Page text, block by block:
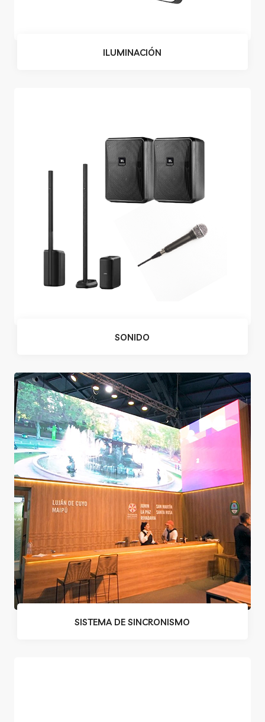
ILUMINACIÓN
SONIDO
SISTEMA DE SINCRONISMO